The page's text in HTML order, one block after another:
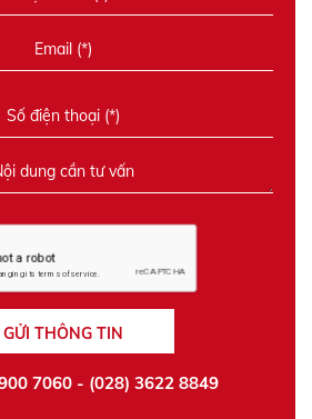
GỬI THÔNG TIN
7060 - (028) 3622 8849